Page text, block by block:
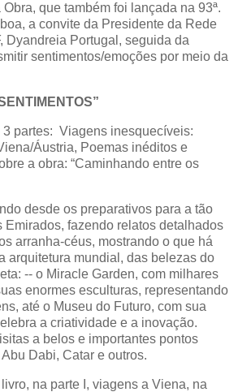
que também foi lançada na 93ª.
a convite da Presidente da Rede
Dyandreia Portugal, seguida da
sentimentos/emoções por meio da
partes: Viagens inesquecíveis:
Áustria, Poemas inéditos e
a obra: “Caminhando entre os
desde os preparativos para a tão
Emirados, fazendo relatos detalhados
arranha-céus, mostrando o que há
arquitetura mundial, das belezas do
-- o Miracle Garden, com milhares
enormes esculturas, representando
até o Museu do Futuro, com sua
a criatividade e a inovação.
a belos e importantes pontos
Dabi, Catar e outros.
na parte I, viagens a Viena, na